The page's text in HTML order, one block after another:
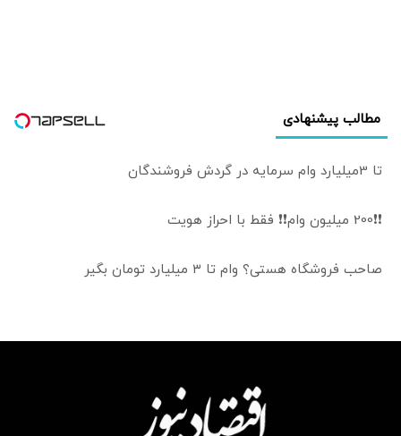
مطالب پیشنهادی
تا 3میلیارد وام سرمایه در گردش فروشندگان
❗❗200 میلیون وام❗❗ فقط با احراز هویت
صاحب فروشگاه هستی؟ وام تا ۳ میلیارد تومان بگیر